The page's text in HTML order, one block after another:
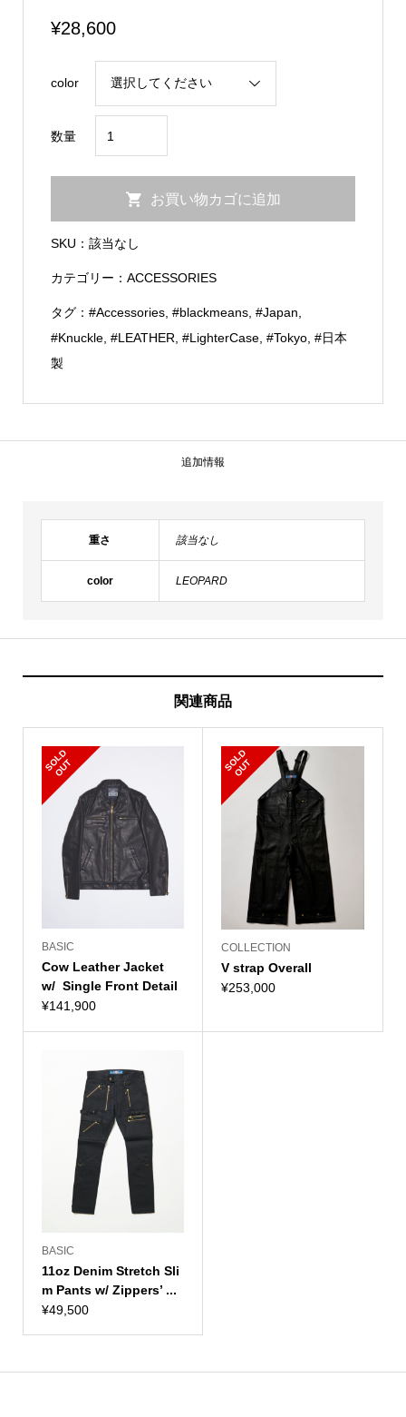
¥28,600
color
数量
Knuckle
Lighter
お買い物カゴに追加
SKU： 該当なし
カテゴリー： ACCESSORIES
タグ： #Accessories, #blackmeans, #Japan,
#Knuckle, #LEATHER, #LighterCase, #Tokyo, #日本
製
追加情報
重さ 該当なし
color LEOPARD
関連商品
S
O
L
D
O
U
T
BASIC
Cow Leather Jacket
w/ Single Front Detail
¥141,900
S
O
L
D
O
U
T
COLLECTION
V strap Overall
¥253,000
BASIC
11oz Denim Stretch Sli
m Pants w/ Zippers’ ...
¥49,500